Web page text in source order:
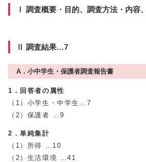
Ⅰ 調査概要・目的、調査方法・内容
Ⅱ 調査結果…7
A．小中学生・保護者調査報告書
1．回答者の属性
（1）小学生・中学生…7
（2）保護者 …9
2．単純集計
（1）所得 …10
（2）生活環境 …41